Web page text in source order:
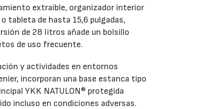
extraíble, organizador interior
tableta de hasta 15,6 pulgadas,
de 28 litros añade un bolsillo
de uso frecuente.
y actividades en entornos
incorporan una base estanca tipo
YKK NATULON® protegida
incluso en condiciones adversas.